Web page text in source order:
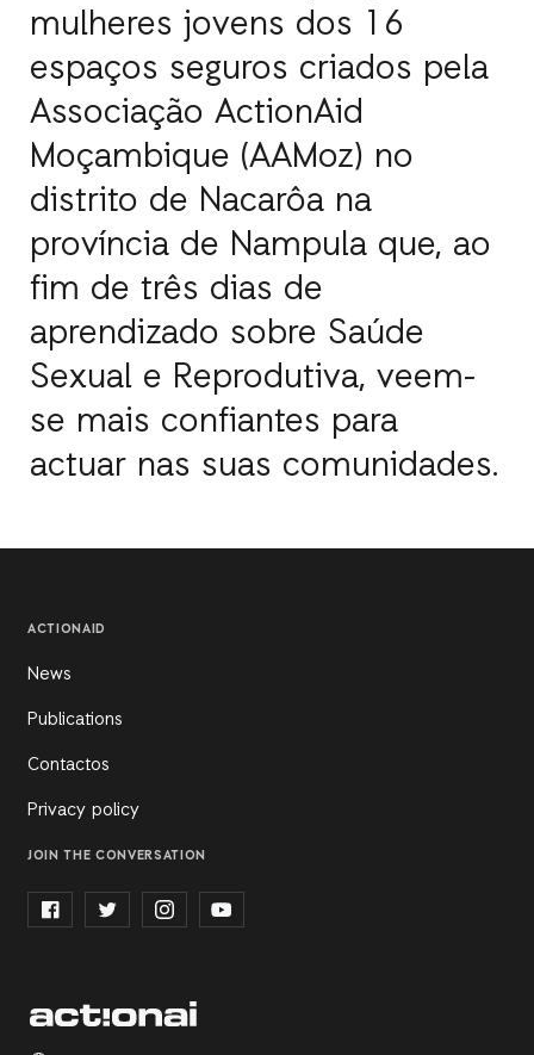
mulheres jovens dos 16
espaços seguros criados pela
Associação ActionAid
Moçambique (AAMoz) no
distrito de Nacarôa na
província de Nampula que, ao
fim de três dias de
aprendizado sobre Saúde
Sexual e Reprodutiva, veem-
se mais confiantes para
actuar nas suas comunidades.
ACTIONAID
News
Publications
Contactos
Privacy policy
JOIN THE CONVERSATION